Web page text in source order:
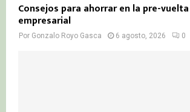
Consejos para ahorrar en la pre-
empresarial
Por Gonzalo Royo Gasca 6 agosto, 2026 0